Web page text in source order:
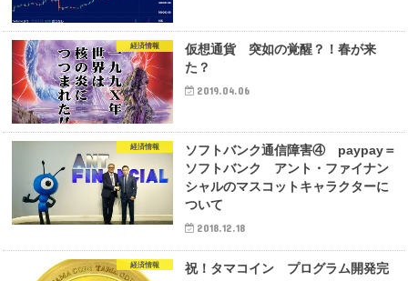
経済情報
仮想通貨 突如の覚醒？！春が来
た？
2019.04.06
経済情報
ソフトバンク通信障害④ paypay＝
ソフトバンク アント・ファイナン
シャルのマスコットキャラクターに
ついて
2018.12.18
経済情報
祝！タマコイン プログラム開発完